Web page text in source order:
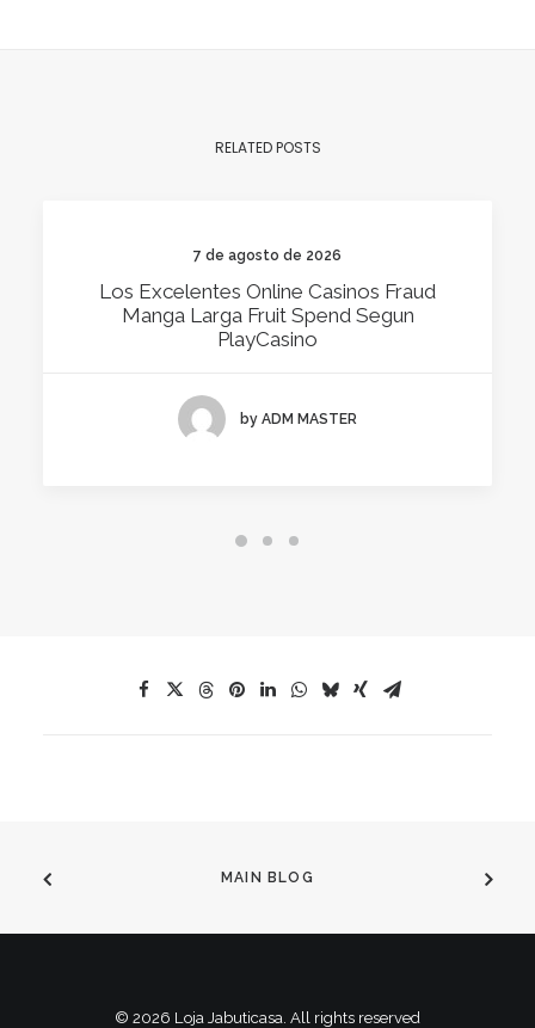
RELATED POSTS
7 de agosto de 2026
Los Excelentes Online Casinos Fraud
Manga Larga Fruit Spend Segun
PlayCasino
by ADM MASTER
MAIN BLOG
© 2026 Loja Jabuticasa. All rights reserved